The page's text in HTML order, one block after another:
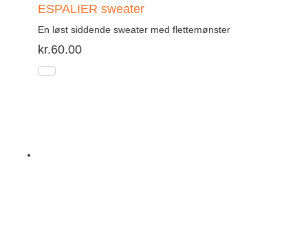
ESPALIER sweater
En løst siddende sweater med flettemønster
kr.60.00